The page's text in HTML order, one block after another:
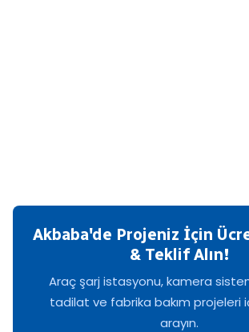
Akbaba'de Projeniz İçin
& Teklif Alın!
Araç şarj istasyonu, kamera
tadilat ve fabrika bakım projeleri
arayın.